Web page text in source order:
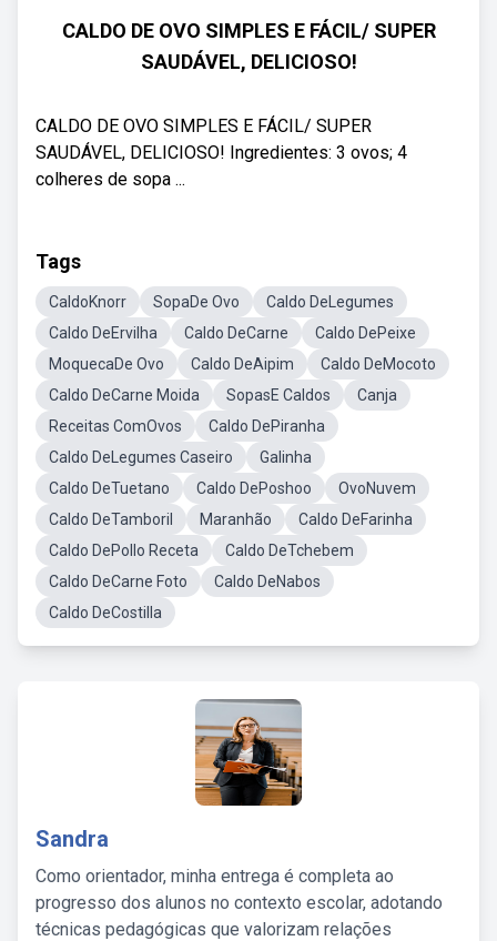
CALDO DE OVO SIMPLES E FÁCIL/ SUPER
SAUDÁVEL, DELICIOSO!
CALDO DE OVO SIMPLES E FÁCIL/ SUPER
SAUDÁVEL, DELICIOSO! Ingredientes: 3 ovos; 4
colheres de sopa ...
Tags
CaldoKnorr SopaDe Ovo
Caldo DeLegumes
Caldo DeErvilha
Caldo DeCarne
Caldo DePeixe
MoquecaDe Ovo
Caldo DeAipim
Caldo DeMocoto
Caldo DeCarne Moida
SopasE Caldos
Canja
Receitas ComOvos
Caldo DePiranha
Caldo DeLegumes Caseiro
Galinha
Caldo DeTuetano
Caldo DePoshoo
OvoNuvem
Caldo DeTamboril
Maranhão
Caldo DeFarinha
Caldo DePollo Receta
Caldo DeTchebem
Caldo DeCarne Foto
Caldo DeNabos
Caldo DeCostilla
Sandra
Como orientador, minha entrega é completa ao
progresso dos alunos no contexto escolar, adotando
técnicas pedagógicas que valorizam relações